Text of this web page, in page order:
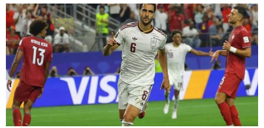
,
य
हां
प
र
इ
स
टी
म
से
हो
गी
फी
फा
व
र्ल्ड
क
प
से
पु
र्त
गा
ल
बा